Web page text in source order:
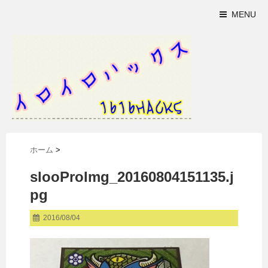
MENU
ホーム >
slooProImg_20160804151135.j
pg
2016/08/04